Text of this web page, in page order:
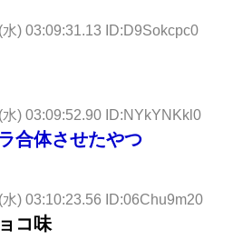
) 03:09:31.13 ID:D9Sokcpc0
) 03:09:52.90 ID:NYkYNKkl0
合体させたやつ
) 03:10:23.56 ID:06Chu9m20
コ味